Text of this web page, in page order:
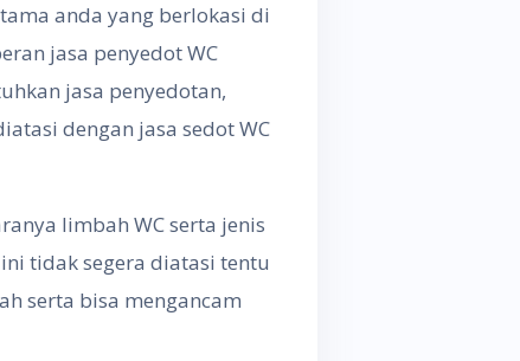
anda yang berlokasi di
jasa penyedot WC
jasa penyedotan,
dengan jasa sedot WC
limbah WC serta jenis
tidak segera diatasi tentu
serta bisa mengancam